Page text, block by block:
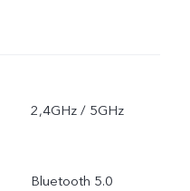
2,4GHz / 5GHz
Bluetooth 5.0